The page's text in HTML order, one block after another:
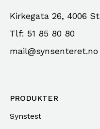
Kirkegata 26, 4006
Tlf: 51 85 80 80
mail@synsenteret.no
PRODUKTER
Synstest